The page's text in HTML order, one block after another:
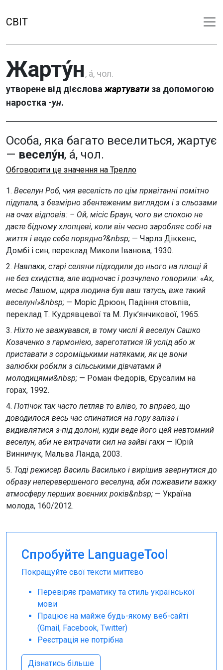
СВІТ
Жарту́н, а́, чол.
утворене від дієслова жартувати за допомогою
наростка -ун.
Особа, яка багато веселиться, жартує
— веселу́н, а́, чол.
Обговорити це значення на Трелло
1. Веселун Роб, чия веселість по цім привітанні помітно
підупала, з безмірно збентеженим виглядом і з сльозами
на очах відповів: – Ой, місіс Браун, чого ви спокою не
даєте бідному хлопцеві, коли він чесно заробляє собі на
життя і веде себе порядно?&nbsp; — Чарлз Діккенс,
Домбі і син, переклад Миколи Іванова, 1930.
2. Навпаки, старі селяни підходили до нього на площі й
не без єхидства, але водночас і розчулено говорили: «Ах,
месьє Лашом, щира людина був ваш татусь, вже такий
веселун!»&nbsp; — Моріс Дрюон, Падіння стовпів,
переклад Т. Кудрявцевої та М. Лук’янчикової, 1965.
3. Ніхто не зважувався, в тому числі й веселун Сашко
Козаченко з гармонією, зареготатися їй услід або ж
приставати з сороміцькими натяками, як це вони
залюбки робили з сільськими дівчатами й
молодицями&nbsp; — Роман Федорів, Єрусалим на
горах, 1992.
4. Потічок так часто петляв то вліво, то вправо, що
доводилося весь час спинатися на гору заліза і
видивлятися з-під долоні, куди веде його цей невтомний
веселун, аби не витрачати сил на зайві гаки — Юрій
Винничук, Мальва Ланда, 2003.
5. Тоді режисер Василь Василько і вирішив звернутися до
образу неперевершеного веселуна, аби пожвавити важку
атмосферу перших воєнних років&nbsp; — Україна
молода, 160/2012.
Спробуйте LanguageTool
Покращуйте свої тексти миттєво
Перевіряє граматику та стиль української
мови
Працює на майже будь-якому веб-сайті
(Gmail, Facebook, Twitter)
Реєстрація не потрібна
Дізнатись більше